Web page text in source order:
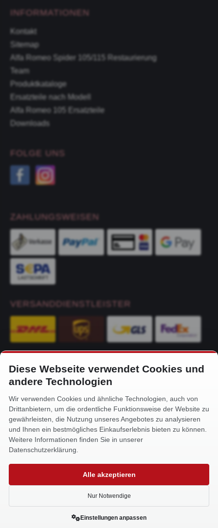
INFORMATIONEN
Kontakt
Sitemap
Alfa Romeo Spider 105/115 Restaurierung
Team
Produktkataloge
Ersatzteile nach Modell
Alfa Romeo 105 Ersatzteile
Downloads
FOLGE UNS
ZAHLUNGSWEISEN
VERSANDDIENSTLEISTER
KONTAKT
Alfa-Service Hurtienne GmbH
Siemensstr. 32
59199 Bönen
+49 (0) 2383 93640
info@alfa-service.com
Whatsapp (no voice calls):
Diese Webseite verwendet Cookies und
andere Technologien
Wir verwenden Cookies und ähnliche Technologien, auch von
Drittanbietern, um die ordentliche Funktionsweise der Website zu
gewährleisten, die Nutzung unseres Angebotes zu analysieren
und Ihnen ein bestmögliches Einkaufserlebnis bieten zu können.
Weitere Informationen finden Sie in unserer
Datenschutzerklärung.
Alle akzeptieren
Nur Notwendige
Einstellungen anpassen